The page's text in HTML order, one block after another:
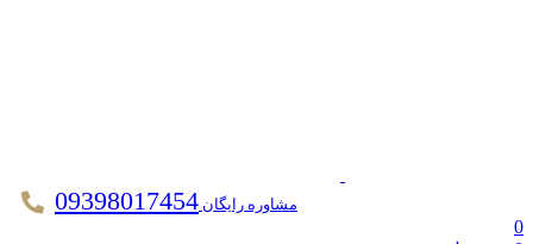
مشاوره رایگان 09398017454